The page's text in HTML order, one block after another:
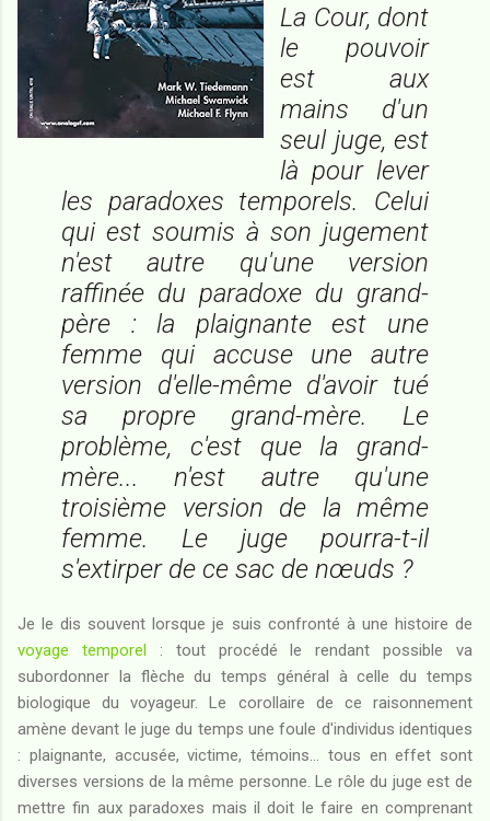
La Cour, dont
le pouvoir
est aux
mains d'un
seul juge, est
là pour lever
les paradoxes temporels. Celui
qui est soumis à son jugement
n'est autre qu'une version
raffinée du paradoxe du grand-
père : la plaignante est une
femme qui accuse une autre
version d'elle-même d'avoir tué
sa propre grand-mère. Le
problème, c'est que la grand-
mère... n'est autre qu'une
troisième version de la même
femme. Le juge pourra-t-il
s'extirper de ce sac de nœuds ?
Je le dis souvent lorsque je suis confronté à une histoire de
voyage temporel : tout procédé le rendant possible va
subordonner la flèche du temps général à celle du temps
biologique du voyageur. Le corollaire de ce raisonnement
amène devant le juge du temps une foule d'individus identiques
: plaignante, accusée, victime, témoins... tous en effet sont
diverses versions de la même personne. Le rôle du juge est de
mettre fin aux paradoxes mais il doit le faire en comprenant